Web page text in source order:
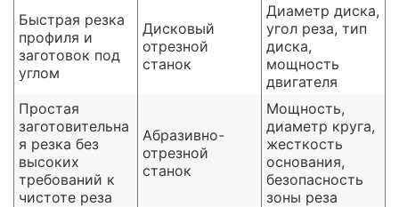
Быстрая резка
профиля и
заготовок под
углом
Дисковый
отрезной
станок
Диаметр диска,
угол реза, тип
диска,
мощность
двигателя
Простая
заготовительна
я резка без
высоких
требований к
чистоте реза
Абразивно-
отрезной
станок
Мощность,
диаметр круга,
жесткость
основания,
безопасность
зоны реза